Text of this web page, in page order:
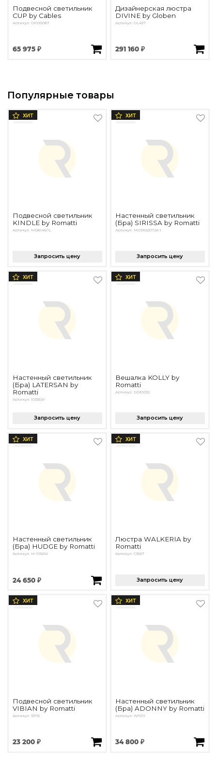
Подвесной светильник
CUP by Cables
Артикул: OPD0087
65 975 ₽
Дизайнерская люстра
DIVINE by Globen
Артикул: OL457
291 160 ₽
Популярные товары
ХИТ
Подвесной светильник
KINDLE by Romatti
Артикул: MD8146/1L
Запросить цену
ХИТ
Настенный светильник
(Бра) SIRISSA by Romatti
Артикул: MOD692072A-1
Запросить цену
ХИТ
Настенный светильник
(Бра) LATERSAN by
Romatti
Артикул: 10335W
Запросить цену
ХИТ
Вешалка KOLLY by
Romatti
Артикул: DDE1032
Запросить цену
ХИТ
Настенный светильник
(Бра) HUDGE by Romatti
Артикул: M-1092W
24 650 ₽
ХИТ
Люстра WALKERIA by
Romatti
Артикул: C3557
Запросить цену
ХИТ
Подвесной светильник
VIBIAN by Romatti
Артикул: 3378
23 200 ₽
ХИТ
Настенный светильник
(Бра) ADONNY by Romatti
Артикул: W16111
34 800 ₽